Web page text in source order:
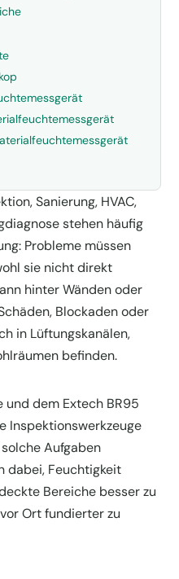
Sanierung, HVAC,
stehen häufig
Probleme müssen
sie nicht direkt
hinter Wänden oder
Blockaden oder
in Lüftungskanälen,
befinden.
dem Extech BR95
Inspektionswerkzeuge
Aufgaben
dabei, Feuchtigkeit
Bereiche besser zu
Ort fundierter zu